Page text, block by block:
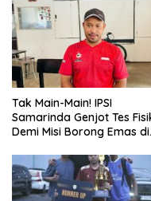
Tak Main-Main! IPSI
Samarinda Genjot Tes
Demi Misi Borong Emas di